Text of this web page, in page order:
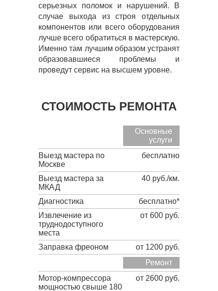
серьезных поломок и нарушений. В
случае выхода из строя отдельных
компонентов или всего оборудования
лучше всего обратиться в мастерскую.
Именно там лучшим образом устранят
образовавшиеся проблемы и
проведут сервис на высшем уровне.
СТОИМОСТЬ РЕМОНТА
Основные
услуги
Выезд мастера по
Москве
бесплатно
Выезд мастера за
МКАД
40 руб./км.
Диагностика
бесплатно*
Извлечение из
труднодоступного
места
от 600 руб.
Заправка фреоном
от 1200 руб.
Ремонт
Мотор-компрессора
мощностью свыше 180
от 2600 руб.